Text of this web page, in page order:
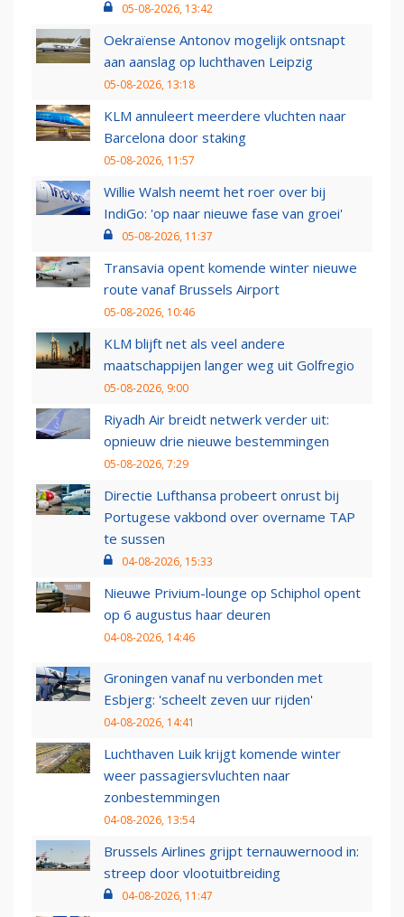
05-08-2026, 13:42
Oekraïense Antonov mogelijk ontsnapt
aan aanslag op luchthaven Leipzig
05-08-2026, 13:18
KLM annuleert meerdere vluchten naar
Barcelona door staking
05-08-2026, 11:57
Willie Walsh neemt het roer over bij
IndiGo: 'op naar nieuwe fase van groei'
05-08-2026, 11:37
Transavia opent komende winter nieuwe
route vanaf Brussels Airport
05-08-2026, 10:46
KLM blijft net als veel andere
maatschappijen langer weg uit Golfregio
05-08-2026, 9:00
Riyadh Air breidt netwerk verder uit:
opnieuw drie nieuwe bestemmingen
05-08-2026, 7:29
Directie Lufthansa probeert onrust bij
Portugese vakbond over overname TAP
te sussen
04-08-2026, 15:33
Nieuwe Privium-lounge op Schiphol opent
op 6 augustus haar deuren
04-08-2026, 14:46
Groningen vanaf nu verbonden met
Esbjerg: 'scheelt zeven uur rijden'
04-08-2026, 14:41
Luchthaven Luik krijgt komende winter
weer passagiersvluchten naar
zonbestemmingen
04-08-2026, 13:54
Brussels Airlines grijpt ternauwernood in:
streep door vlootuitbreiding
04-08-2026, 11:47